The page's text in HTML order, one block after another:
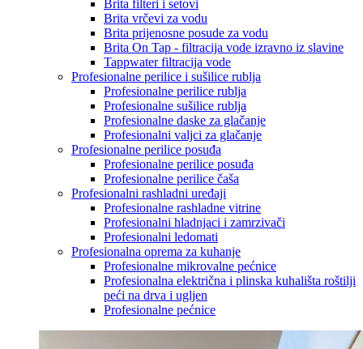
Brita filteri i setovi
Brita vrčevi za vodu
Brita prijenosne posude za vodu
Brita On Tap - filtracija vode izravno iz slavine
Tappwater filtracija vode
Profesionalne perilice i sušilice rublja
Profesionalne perilice rublja
Profesionalne sušilice rublja
Profesionalne daske za glačanje
Profesionalni valjci za glačanje
Profesionalne perilice posuđa
Profesionalne perilice posuđa
Profesionalne perilice čaša
Profesionalni rashladni uređaji
Profesionalne rashladne vitrine
Profesionalni hladnjaci i zamrzivači
Profesionalni ledomati
Profesionalna oprema za kuhanje
Profesionalne mikrovalne pećnice
Profesionalna električna i plinska kuhališta roštilji
peći na drva i ugljen
Profesionalne pećnice